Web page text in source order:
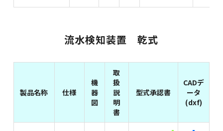
流水検知装置 乾式
製品名称 仕様
機
器
図
取
扱
説
明
書
型式承認書
CADデ
ータ
(dxf)